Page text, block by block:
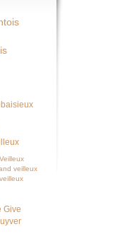
veilleux
Give